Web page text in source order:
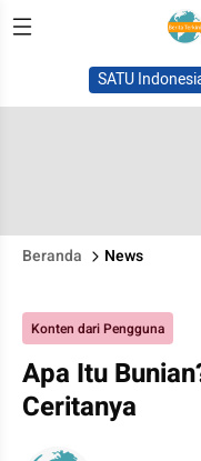
SATU
Beranda News
Konten dari Pengguna
Apa Itu
Ceritanya